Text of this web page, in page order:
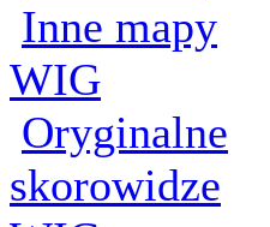
Inne mapy
WIG
Oryginalne
skorowidze